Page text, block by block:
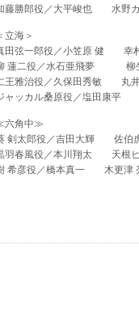
藤勝郎役／大平峻也 水野カ
立海＞
田弦一郎役／小笠原 健 幸
蓮二役／水石亜飛夢 柳生
王雅治役／久保田秀敏 丸井
ャッカル桑原役／塩田康平
六角中≫
剣太郎役／吉田大輝 佐伯
羽春風役／本川翔太 天根ヒ
希彦役／橋本真一 木更津